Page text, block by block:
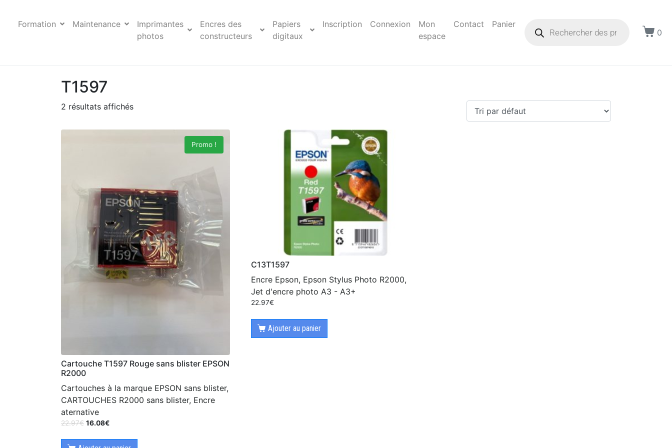
Formation Maintenance
Imprimantes
photos
Encres des
constructeurs
Papiers
digitaux
Inscription Connexion
Mon
espace
Contact
Panier
0
T1597
2 résultats affichés
Promo !
Cartouche T1597 Rouge sans blister EPSON
R2000
Cartouches à la marque EPSON sans blister,
CARTOUCHES R2000 sans blister, Encre
aternative
22.97€ 16.08€
C13T1597
Encre Epson, Epson Stylus Photo R2000,
Jet d'encre photo A3 - A3+
22.97€
Ajouter au panier